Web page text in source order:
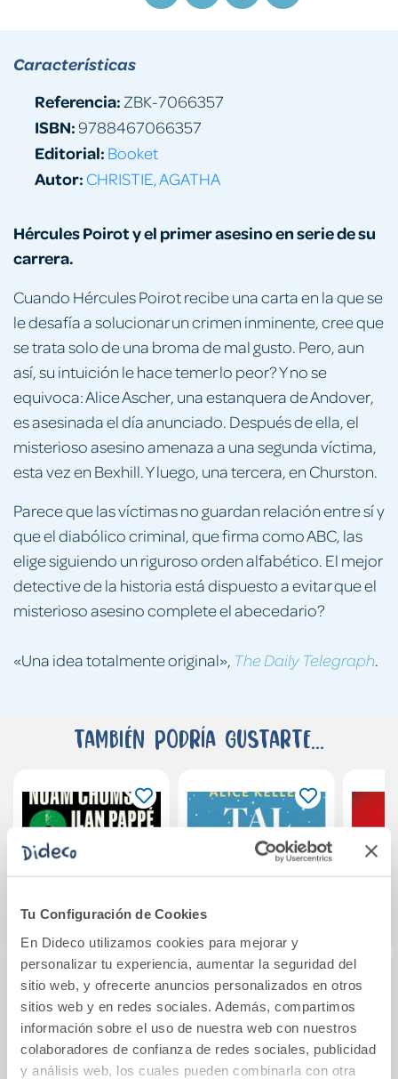
Tu Configuración de Cookies
En Dideco utilizamos cookies para mejorar y
personalizar tu experiencia, aumentar la seguridad del
sitio web, y ofrecerte anuncios personalizados en otros
sitios web y en redes sociales. Además, compartimos
información sobre el uso de nuestra web con nuestros
colaboradores de confianza de redes sociales, publicidad
y análisis web, los cuales pueden combinarla con otra
Hércules Poirot y el primer asesino en serie de su
carrera.
Cuando Hércules Poirot recibe una carta en la que se
le desafía a solucionar un crimen inminente, cree que
se trata solo de una broma de mal gusto. Pero, aun
así, su intuición le hace temer lo peor? Y no se
equivoca: Alice Ascher, una estanquera de Andover,
es asesinada el día anunciado. Después de ella, el
misterioso asesino amenaza a una segunda víctima,
esta vez en Bexhill. Y luego, una tercera, en Churston.
Parece que las víctimas no guardan relación entre sí y
que el diabólico criminal, que firma como ABC, las
elige siguiendo un riguroso orden alfabético. El mejor
detective de la historia está dispuesto a evitar que el
misterioso asesino complete el abecedario?
«Una idea totalmente original», The Daily Telegraph.
Características
Referencia: ZBK-7066357
ISBN:9788467066357
Editorial: Booket
Autor: CHRISTIE, AGATHA
También podría gustarte...
Gaza en crisis
12,95€
Tal vez tú
13,95€